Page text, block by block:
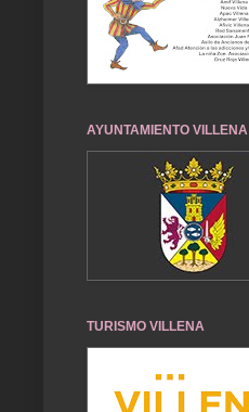
AYUNTAMIENTO VILLENA
TURISMO VILLENA